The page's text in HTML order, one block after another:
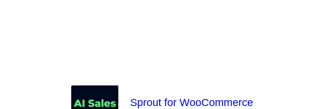
Sprout for WooCommerce